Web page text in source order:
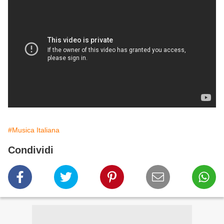
#Musica Italiana
Condividi